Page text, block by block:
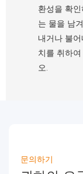
환성을 확
는 물을 남
내거나 불
치를 취하
오.
문의하기